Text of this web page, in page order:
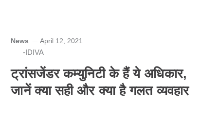
News April 12, 2021
-IDIVA
ट्रांसजेंडर कम्युनिटी के हैं ये अधिकार,
जानें क्या सही और क्या है गलत व्यवहार